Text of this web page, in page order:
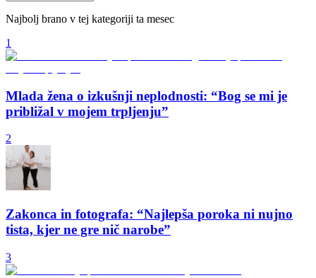
Najbolj brano v tej kategoriji ta mesec
1
Mlada žena o izkušnji neplodnosti: “Bog se mi je
približal v mojem trpljenju”
2
Zakonca in fotografa: “Najlepša poroka ni nujno
tista, kjer ne gre nič narobe”
3